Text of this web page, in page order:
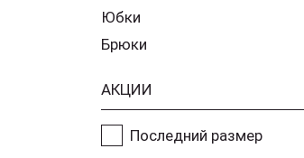
Юбки
Брюки
АКЦИИ
Последний размер